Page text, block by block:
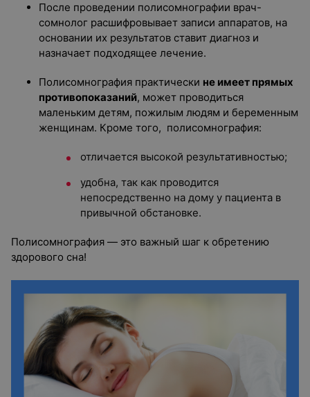
После проведении полисомнографии врач-
сомнолог расшифровывает записи аппаратов, на
основании их результатов ставит диагноз и
назначает подходящее лечение.
Полисомнография практически не имеет прямых
противопоказаний, может проводиться
маленьким детям, пожилым людям и беременным
женщинам. Кроме того, полисомнография:
отличается высокой результативностью;
удобна, так как проводится
непосредственно на дому у пациента в
привычной обстановке.
Полисомнография — это важный шаг к обретению
здорового сна!